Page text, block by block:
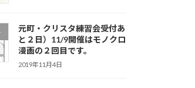
元町・クリスタ練習会受付あ
と２日）11/9開催はモノクロ
漫画の２回目です。
2019年11月4日